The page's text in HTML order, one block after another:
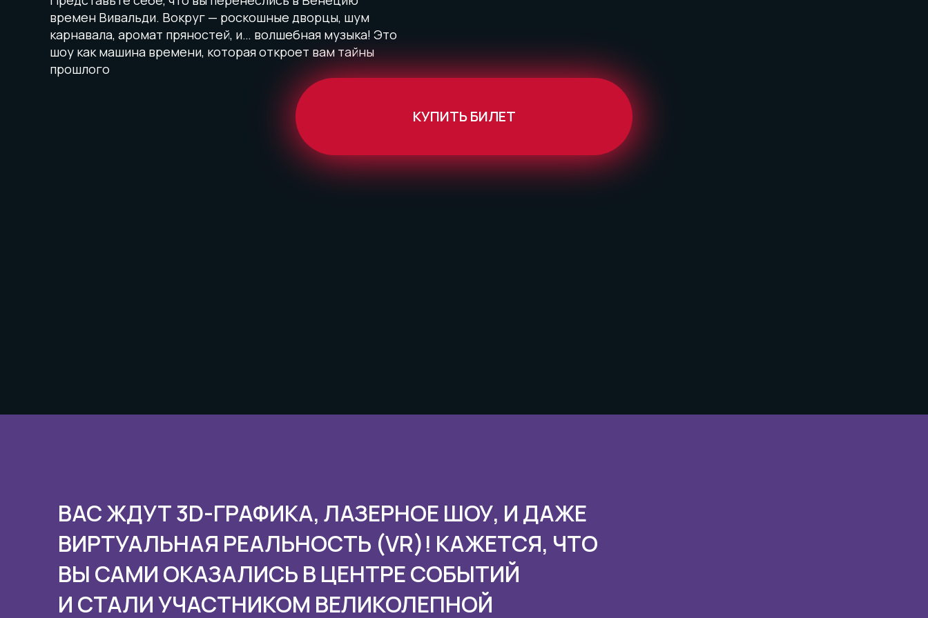
времен Вивальди. Вокруг — роскошные дворцы, шум
карнавала, аромат пряностей, и… волшебная музыка! Это
шоу как машина времени, которая откроет вам тайны
прошлого
КУПИТЬ БИЛЕТ
ВАС ЖДУТ 3D-ГРАФИКА, ЛАЗЕРНОЕ ШОУ, И ДАЖЕ
ВИРТУАЛЬНАЯ РЕАЛЬНОСТЬ (VR)! КАЖЕТСЯ, ЧТО
ВЫ САМИ ОКАЗАЛИСЬ В ЦЕНТРЕ СОБЫТИЙ
И СТАЛИ УЧАСТНИКОМ ВЕЛИКОЛЕПНОЙ